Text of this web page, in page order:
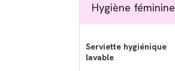
Hygiène féminine
Serviette hygiénique
lavable